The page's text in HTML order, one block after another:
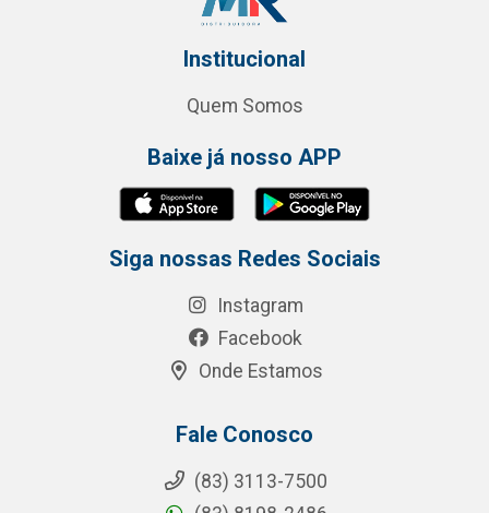
Institucional
Quem Somos
Baixe já nosso APP
Siga nossas Redes Sociais
Instagram
Facebook
Onde Estamos
Fale Conosco
(83) 3113-7500